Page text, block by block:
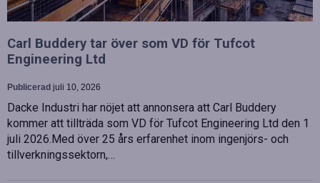
Carl Buddery tar över som VD för Tufcot
Engineering Ltd
Publicerad juli 10, 2026
Dacke Industri har nöjet att annonsera att Carl Buddery
kommer att tillträda som VD för Tufcot Engineering Ltd den 1
juli 2026.Med över 25 års erfarenhet inom ingenjörs- och
tillverkningssektorn,…